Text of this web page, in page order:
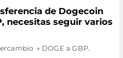
de Dogecoin
necesitas seguir varios
→ DOGE a GBP.